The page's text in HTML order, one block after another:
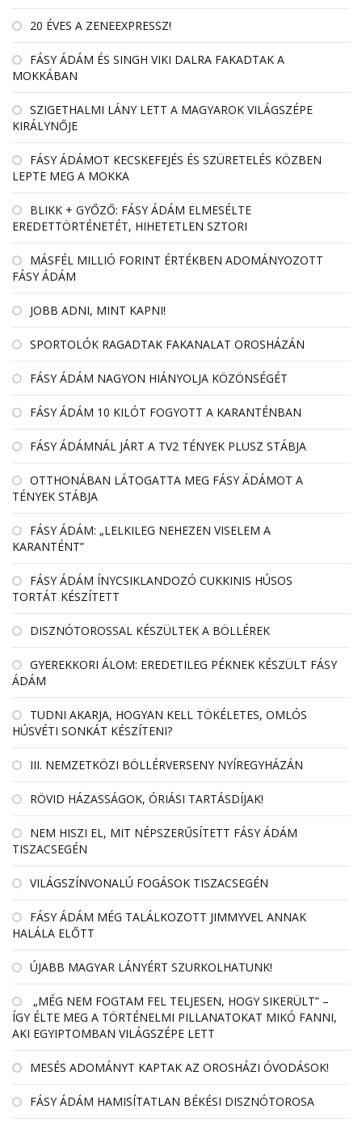
20 ÉVES A ZENEEXPRESSZ!
FÁSY ÁDÁM ÉS SINGH VIKI DALRA FAKADTAK A
MOKKÁBAN
SZIGETHALMI LÁNY LETT A MAGYAROK VILÁGSZÉPE
KIRÁLYNŐJE
FÁSY ÁDÁMOT KECSKEFEJÉS ÉS SZÜRETELÉS KÖZBEN
LEPTE MEG A MOKKA
BLIKK + GYŐZŐ: FÁSY ÁDÁM ELMESÉLTE
EREDETTÖRTÉNETÉT, HIHETETLEN SZTORI
MÁSFÉL MILLIÓ FORINT ÉRTÉKBEN ADOMÁNYOZOTT
FÁSY ÁDÁM
JOBB ADNI, MINT KAPNI!
SPORTOLÓK RAGADTAK FAKANALAT OROSHÁZÁN
FÁSY ÁDÁM NAGYON HIÁNYOLJA KÖZÖNSÉGÉT
FÁSY ÁDÁM 10 KILÓT FOGYOTT A KARANTÉNBAN
FÁSY ÁDÁMNÁL JÁRT A TV2 TÉNYEK PLUSZ STÁBJA
OTTHONÁBAN LÁTOGATTA MEG FÁSY ÁDÁMOT A
TÉNYEK STÁBJA
FÁSY ÁDÁM: „LELKILEG NEHEZEN VISELEM A
KARANTÉNT”
FÁSY ÁDÁM ÍNYCSIKLANDOZÓ CUKKINIS HÚSOS
TORTÁT KÉSZÍTETT
DISZNÓTOROSSAL KÉSZÜLTEK A BÖLLÉREK
GYEREKKORI ÁLOM: EREDETILEG PÉKNEK KÉSZÜLT FÁSY
ÁDÁM
TUDNI AKARJA, HOGYAN KELL TÖKÉLETES, OMLÓS
HÚSVÉTI SONKÁT KÉSZÍTENI?
III. NEMZETKÖZI BÖLLÉRVERSENY NYÍREGYHÁZÁN
RÖVID HÁZASSÁGOK, ÓRIÁSI TARTÁSDÍJAK!
NEM HISZI EL, MIT NÉPSZERŰSÍTETT FÁSY ÁDÁM
TISZACSEGÉN
VILÁGSZÍNVONALÚ FOGÁSOK TISZACSEGÉN
FÁSY ÁDÁM MÉG TALÁLKOZOTT JIMMYVEL ANNAK
HALÁLA ELŐTT
ÚJABB MAGYAR LÁNYÉRT SZURKOLHATUNK!
„MÉG NEM FOGTAM FEL TELJESEN, HOGY SIKERÜLT” –
ÍGY ÉLTE MEG A TÖRTÉNELMI PILLANATOKAT MIKÓ FANNI,
AKI EGYIPTOMBAN VILÁGSZÉPE LETT
MESÉS ADOMÁNYT KAPTAK AZ OROSHÁZI ÓVODÁSOK!
FÁSY ÁDÁM HAMISÍTATLAN BÉKÉSI DISZNÓTOROSA